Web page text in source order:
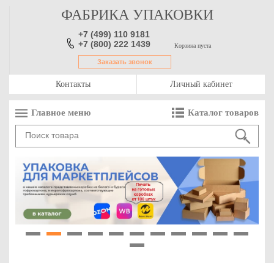
ФАБРИКА УПАКОВКИ
+7 (499) 110 9181
+7 (800) 222 1439
Заказать звонок
Корзина пуста
Контакты Личный кабинет
Главное меню Каталог товаров